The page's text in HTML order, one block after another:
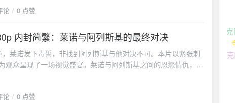
影响下，重新审视自己的生活方式和情感需求。他们的相处充满
和对世界的好奇，慢慢融化了嘉盈内心的冰山；而嘉盈则用她的
的关系将何去何从。魔法与现实的动人恋曲《许愿吧，精灵》
合在一起，创造出一个既魔幻又真实的故事世界。剧中的魔法不
动情节发展和人物关系变化的催化剂。通过三个愿望的设定，故
的界限，成为了一段真正的灵魂之恋。制作精良的视听盛宴作
技术，保留了影片的原始画质和音效，为观众带来了更加清
繁字幕，方便不同语言背景的观众观看。无论是简体中文还是
理解影片内容，感受电影的魅力。下载方式{anote icon="fa-
s/d2f4b78f99cf" type="error" content="点此下载"/}
文明几乎毁灭。芬奇是一个技术高超的科学家，他在末日来临
：一个聪明的科学家，末日后的幸存者，创造了一个机器人来保
的智能机器人，具备学习和情感的能力，逐渐理解了人类的复杂
和机器人之间情感的纽带。电影亮点4K杜比视界：极致的画质
景之中。内封简繁字幕：方便不同语言背景的观众观看，提升观
论 0 点赞
内封简繁：莱诺与阿列斯基的最终对决
，莱诺发下毒誓，非找到阿列斯基与他对决不可。本片以紧张刺
观众呈现了一场视觉盛宴。莱诺与阿列斯基之间的恩怨情仇，将
剧情简介《罪证子弹3》的故事发生在前两部的几年后，莱诺
论 0 点赞
夸
夸